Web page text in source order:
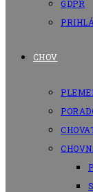
GDPR
CHOV